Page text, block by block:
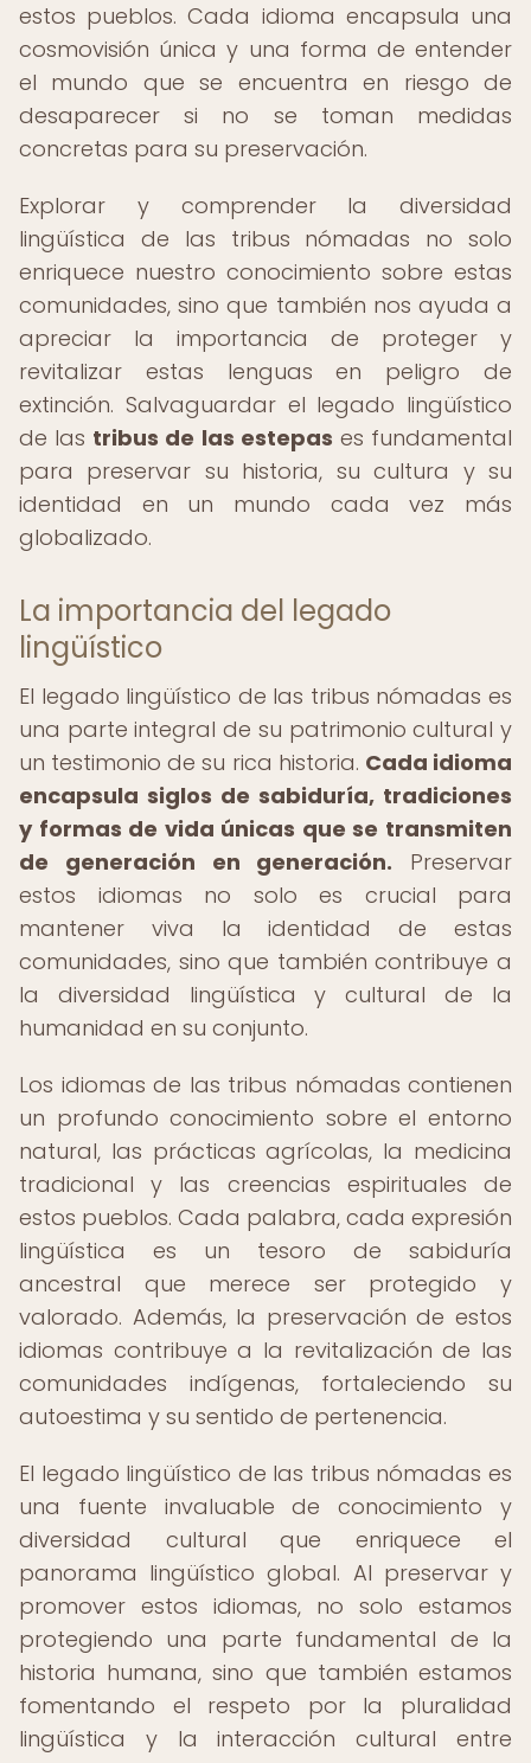
estos pueblos. Cada idioma encapsula una
cosmovisión única y una forma de entender
el mundo que se encuentra en riesgo de
desaparecer si no se toman medidas
concretas para su preservación.
Explorar y comprender la diversidad
lingüística de las tribus nómadas no solo
enriquece nuestro conocimiento sobre estas
comunidades, sino que también nos ayuda a
apreciar la importancia de proteger y
revitalizar estas lenguas en peligro de
extinción. Salvaguardar el legado lingüístico
de las tribus de las estepas es fundamental
para preservar su historia, su cultura y su
identidad en un mundo cada vez más
globalizado.
La importancia del legado
lingüístico
El legado lingüístico de las tribus nómadas es
una parte integral de su patrimonio cultural y
un testimonio de su rica historia. Cada idioma
encapsula siglos de sabiduría, tradiciones
y formas de vida únicas que se transmiten
de generación en generación. Preservar
estos idiomas no solo es crucial para
mantener viva la identidad de estas
comunidades, sino que también contribuye a
la diversidad lingüística y cultural de la
humanidad en su conjunto.
Los idiomas de las tribus nómadas contienen
un profundo conocimiento sobre el entorno
natural, las prácticas agrícolas, la medicina
tradicional y las creencias espirituales de
estos pueblos. Cada palabra, cada expresión
lingüística es un tesoro de sabiduría
ancestral que merece ser protegido y
valorado. Además, la preservación de estos
idiomas contribuye a la revitalización de las
comunidades indígenas, fortaleciendo su
autoestima y su sentido de pertenencia.
El legado lingüístico de las tribus nómadas es
una fuente invaluable de conocimiento y
diversidad cultural que enriquece el
panorama lingüístico global. Al preservar y
promover estos idiomas, no solo estamos
protegiendo una parte fundamental de la
historia humana, sino que también estamos
fomentando el respeto por la pluralidad
lingüística y la interacción cultural entre